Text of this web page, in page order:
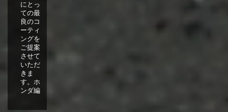
にとっ
ての最
良のコ
ーティ
ングを
ご提案
させて
いただ
きま
す。ホ
ンダ編